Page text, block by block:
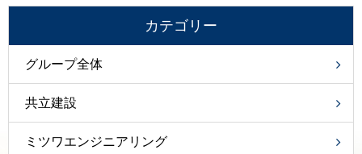
カテゴリー
グループ全体
共立建設
ミツワエンジニアリング